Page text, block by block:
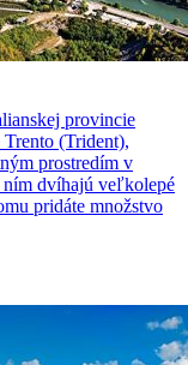
provincie
(Trident),
prostredím v
dvíhajú veľkolepé
pridáte množstvo